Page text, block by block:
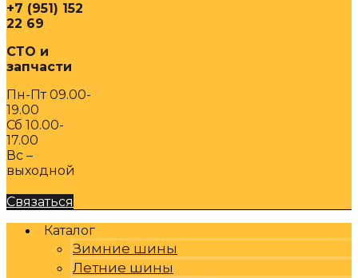
+7 (951) 152
22 69
СТО и
запчасти
Пн-Пт 09.00-
19.00
Сб 10.00-
17.00
Вс –
выходной
Связаться
Каталог
Зимние шины
Летние шины